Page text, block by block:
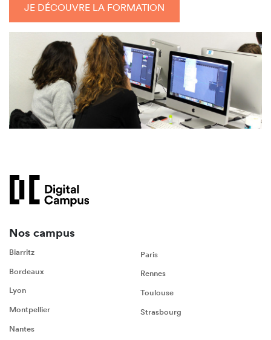
JE DÉCOUVRE LA FORMATION
Nos campus
Biarritz
Bordeaux
Lyon
Montpellier
Nantes
Paris
Rennes
Toulouse
Strasbourg